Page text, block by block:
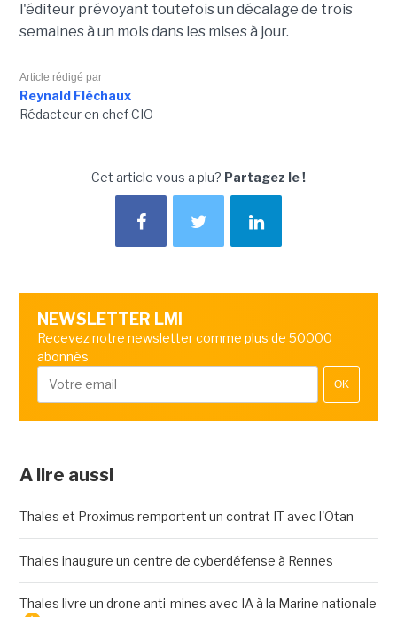
l'éditeur prévoyant toutefois un décalage de trois
semaines à un mois dans les mises à jour.
Article rédigé par
Reynald Fléchaux
Rédacteur en chef CIO
Cet article vous a plu? Partagez le !
NEWSLETTER LMI
Recevez notre newsletter comme plus de 50000
abonnés
OK
A lire aussi
Thales et Proximus remportent un contrat IT avec l'Otan
Thales inaugure un centre de cyberdéfense à Rennes
Thales livre un drone anti-mines avec IA à la Marine nationale